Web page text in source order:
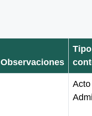
Observaciones
Tipo
Acto